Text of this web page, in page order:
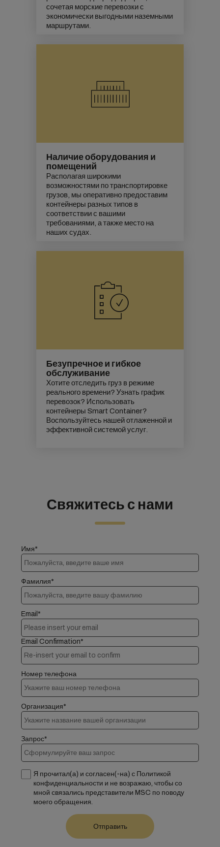
сочетая морские перевозки с
экономически выгодными наземными
маршрутами.
Наличие оборудования и
помещений
Располагая широкими
возможностями по транспортировке
грузов, мы оперативно предоставим
контейнеры разных типов в
соответствии с вашими
требованиями, а также место на
наших судах.
Безупречное и гибкое
обслуживание
Хотите отследить груз в режиме
реального времени? Узнать график
перевозок? Использовать
контейнеры Smart Container?
Воспользуйтесь нашей отлаженной и
эффективной системой услуг.
Свяжитесь с нами
Имя*
Фамилия*
Email*
Email Confirmation*
Номер телефона
Организация*
Запрос*
Я прочитал(а) и согласен(-на) с Политикой
конфиденциальности и не возражаю, чтобы со
мной связались представители MSC по поводу
моего обращения.